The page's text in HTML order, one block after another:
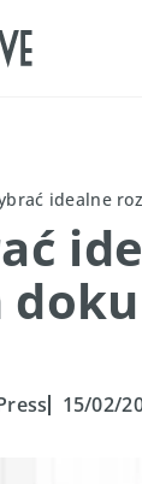
idealne
15/02/